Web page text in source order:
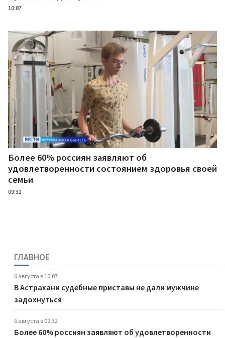
10:07
Более 60% россиян заявляют об
удовлетворенности состоянием здоровья своей
семьи
09:32
ГЛАВНОЕ
6 августа в 10:07
В Астрахани судебные приставы не дали мужчине
задохнуться
6 августа в 09:32
Более 60% россиян заявляют об удовлетворенности